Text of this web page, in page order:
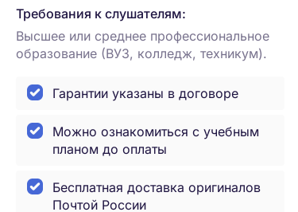
Требования к слушателям:
Высшее или среднее профессиональное
образование (ВУЗ, колледж, техникум).
Гарантии указаны в договоре
Можно ознакомиться с учебным
планом до оплаты
Бесплатная доставка оригиналов
Почтой России